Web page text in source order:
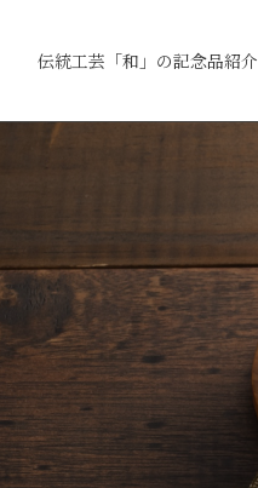
伝統工芸「和」の記念品紹介